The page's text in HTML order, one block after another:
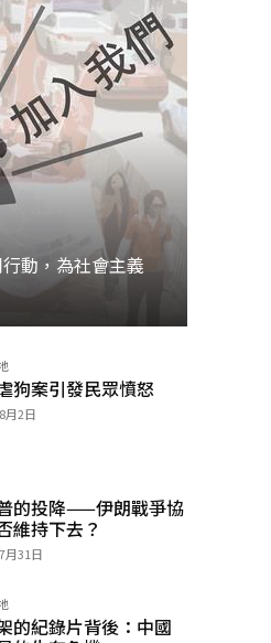
動，為社會主義
狗案引發民眾憤怒
月2日
的投降——伊朗戰爭協
維持下去？
月31日
的紀錄片背後：中國